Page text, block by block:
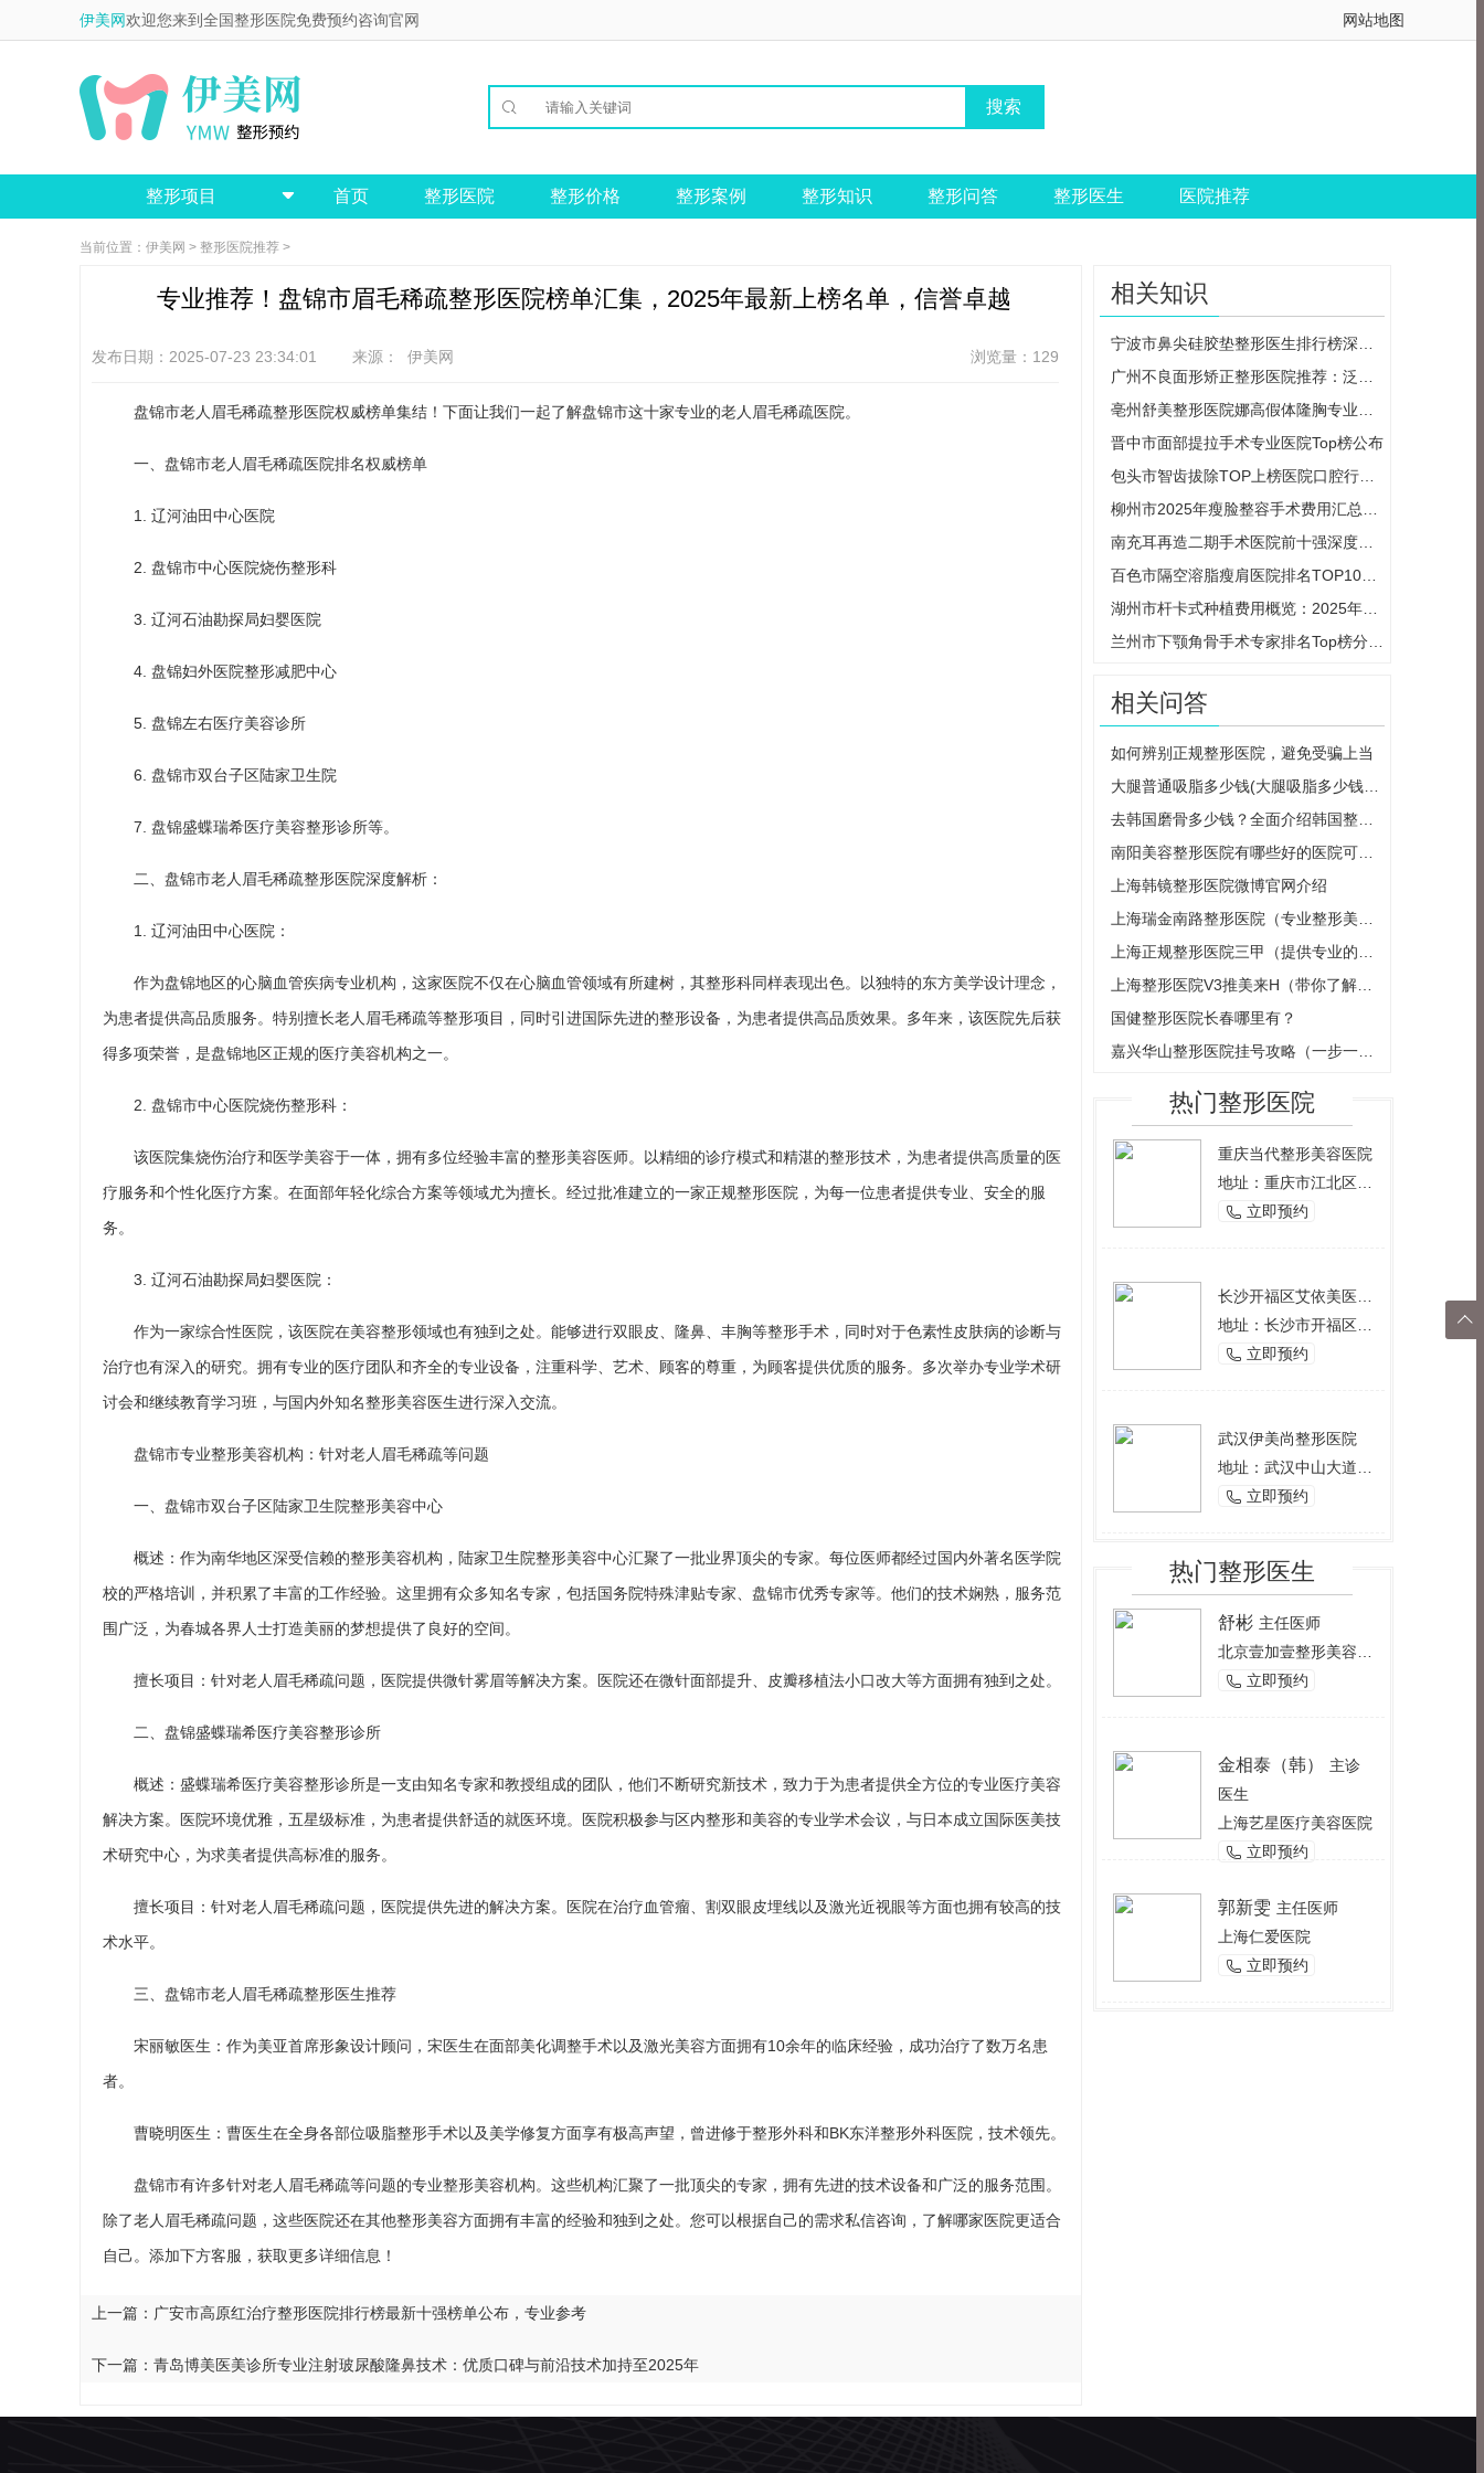
伊美网欢迎您来到全国整形医院免费预约咨询官网 网站地图

整形项目  首页 整形医院 整形价格 整形案例 整形知识 整形问答 整形医生 医院推荐
当前位置： 伊美网 > 整形医院推荐 >
专业推荐！盘锦市眉毛稀疏整形医院榜单汇集，2025年最新上榜名单，信誉卓越
发布日期：2025-07-23 23:34:01 来源： 伊美网 浏览量：129
盘锦市老人眉毛稀疏整形医院权威榜单集结！下面让我们一起了解盘锦市这十家专业的老人眉毛稀疏医院。
一、盘锦市老人眉毛稀疏医院排名权威榜单
1. 辽河油田中心医院
2. 盘锦市中心医院烧伤整形科
3. 辽河石油勘探局妇婴医院
4. 盘锦妇外医院整形减肥中心
5. 盘锦左右医疗美容诊所
6. 盘锦市双台子区陆家卫生院
7. 盘锦盛蝶瑞希医疗美容整形诊所等。
二、盘锦市老人眉毛稀疏整形医院深度解析：
1. 辽河油田中心医院：
作为盘锦地区的心脑血管疾病专业机构，这家医院不仅在心脑血管领域有所建树，其整形科同样表现出色。以独特的东方美学设计理念，
为患者提供高品质服务。特别擅长老人眉毛稀疏等整形项目，同时引进国际先进的整形设备，为患者提供高品质效果。多年来，该医院先后获
得多项荣誉，是盘锦地区正规的医疗美容机构之一。
2. 盘锦市中心医院烧伤整形科：
该医院集烧伤治疗和医学美容于一体，拥有多位经验丰富的整形美容医师。以精细的诊疗模式和精湛的整形技术，为患者提供高质量的医
疗服务和个性化医疗方案。在面部年轻化综合方案等领域尤为擅长。经过批准建立的一家正规整形医院，为每一位患者提供专业、安全的服
务。
3. 辽河石油勘探局妇婴医院：
作为一家综合性医院，该医院在美容整形领域也有独到之处。能够进行双眼皮、隆鼻、丰胸等整形手术，同时对于色素性皮肤病的诊断与
治疗也有深入的研究。拥有专业的医疗团队和齐全的专业设备，注重科学、艺术、顾客的尊重，为顾客提供优质的服务。多次举办专业学术研
讨会和继续教育学习班，与国内外知名整形美容医生进行深入交流。
盘锦市专业整形美容机构：针对老人眉毛稀疏等问题
一、盘锦市双台子区陆家卫生院整形美容中心
概述：作为南华地区深受信赖的整形美容机构，陆家卫生院整形美容中心汇聚了一批业界顶尖的专家。每位医师都经过国内外著名医学院
校的严格培训，并积累了丰富的工作经验。这里拥有众多知名专家，包括国务院特殊津贴专家、盘锦市优秀专家等。他们的技术娴熟，服务范
围广泛，为春城各界人士打造美丽的梦想提供了良好的空间。
擅长项目：针对老人眉毛稀疏问题，医院提供微针雾眉等解决方案。医院还在微针面部提升、皮瓣移植法小口改大等方面拥有独到之处。
二、盘锦盛蝶瑞希医疗美容整形诊所
概述：盛蝶瑞希医疗美容整形诊所是一支由知名专家和教授组成的团队，他们不断研究新技术，致力于为患者提供全方位的专业医疗美容
解决方案。医院环境优雅，五星级标准，为患者提供舒适的就医环境。医院积极参与区内整形和美容的专业学术会议，与日本成立国际医美技
术研究中心，为求美者提供高标准的服务。
擅长项目：针对老人眉毛稀疏问题，医院提供先进的解决方案。医院在治疗血管瘤、割双眼皮埋线以及激光近视眼等方面也拥有较高的技
术水平。
三、盘锦市老人眉毛稀疏整形医生推荐
宋丽敏医生：作为美亚首席形象设计顾问，宋医生在面部美化调整手术以及激光美容方面拥有10余年的临床经验，成功治疗了数万名患
者。
曹晓明医生：曹医生在全身各部位吸脂整形手术以及美学修复方面享有极高声望，曾进修于整形外科和BK东洋整形外科医院，技术领先。
盘锦市有许多针对老人眉毛稀疏等问题的专业整形美容机构。这些机构汇聚了一批顶尖的专家，拥有先进的技术设备和广泛的服务范围。
除了老人眉毛稀疏问题，这些医院还在其他整形美容方面拥有丰富的经验和独到之处。您可以根据自己的需求私信咨询，了解哪家医院更适合
自己。添加下方客服，获取更多详细信息！
上一篇： 广安市高原红治疗整形医院排行榜最新十强榜单公布，专业参考
下一篇： 青岛博美医美诊所专业注射玻尿酸隆鼻技术：优质口碑与前沿技术加持至2025年
相关知识
晋中市面部提拉手术专业医院Top榜公布
相关问答
如何辨别正规整形医院，避免受骗上当
上海韩镜整形医院微博官网介绍
国健整形医院长春哪里有？
热门整形医院
重庆当代整形美容医院
 立即预约
 立即预约
武汉伊美尚整形医院
 立即预约
热门整形医生
舒彬 主任医师
 立即预约
金相泰（韩）
主诊
医生
上海艺星医疗美容医院
 立即预约
郭新雯 主任医师
上海仁爱医院
 立即预约
